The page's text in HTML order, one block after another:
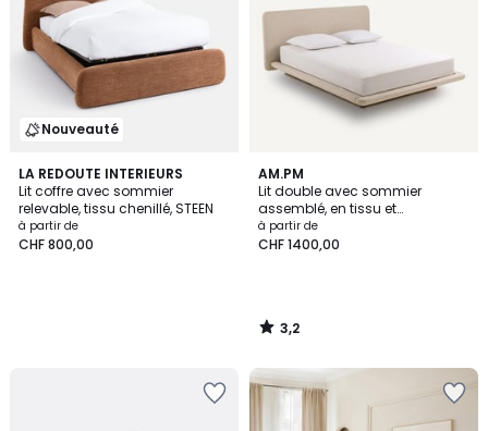
Nouveauté
LA REDOUTE INTERIEURS
Lit coffre avec sommier
relevable, tissu chenillé, STEEN
à partir de
CHF 800,00
AM.PM
Lit double avec sommier
assemblé, en tissu et
plateforme en frêne, SLICE
à partir de
CHF 1400,00
3,2
/ 5
3,2
/